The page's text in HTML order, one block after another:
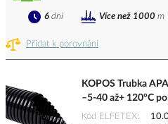
Přidat k porovnání
6 dní Více než 1000 m
KOPOS Trubka
–5-40 až+ 120°C
Kód ELFETEX